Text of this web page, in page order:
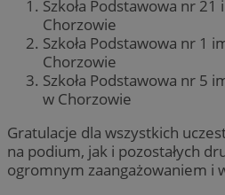
Szkoła Podstawowa nr
Chorzowie
Szkoła Podstawowa nr 1
Chorzowie
Szkoła Podstawowa nr 5
w Chorzowie
Gratulacje dla wszystkich
na podium, jak i pozostałych
ogromnym zaangażowaniem i